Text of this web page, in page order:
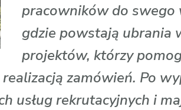
pracowników do swego
gdzie powstają ubrania
projektów, którzy
realizacją zamówień. Po
usług rekrutacyjnych i